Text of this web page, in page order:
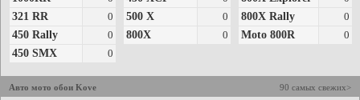
321 RR
0
450 Rally
0
450 SMX
0
500 X
0
800X
0
800X Rally
0
Moto 800R
0
Авто мото обои Kove 90 самых свежих>